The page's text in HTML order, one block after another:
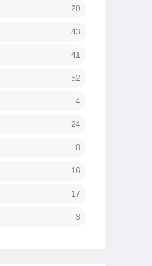
20
43
41
52
4
24
8
16
17
3